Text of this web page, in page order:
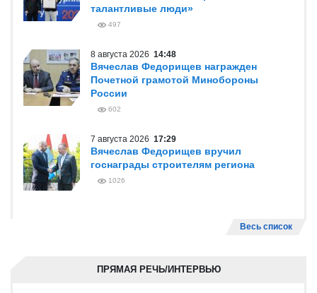
талантливые люди»
497
8 августа 2026 14:48
Вячеслав Федорищев награжден
Почетной грамотой Минобороны
России
602
7 августа 2026 17:29
Вячеслав Федорищев вручил
госнаграды строителям региона
1026
Весь список
ПРЯМАЯ РЕЧЬ/ИНТЕРВЬЮ